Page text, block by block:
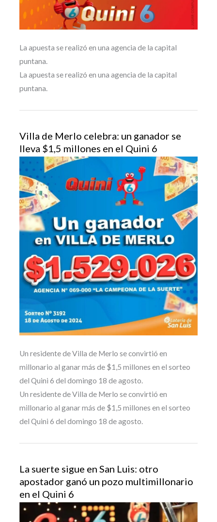
La apuesta se realizó en una agencia de la capital
puntana.
La apuesta se realizó en una agencia de la capital
puntana.
Villa de Merlo celebra: un ganador se
lleva $1,5 millones en el Quini 6
Un residente de Villa de Merlo se convirtió en
millonario al ganar más de $1,5 millones en el sorteo
del Quini 6 del domingo 18 de agosto.
Un residente de Villa de Merlo se convirtió en
millonario al ganar más de $1,5 millones en el sorteo
del Quini 6 del domingo 18 de agosto.
La suerte sigue en San Luis: otro
apostador ganó un pozo multimillonario
en el Quini 6